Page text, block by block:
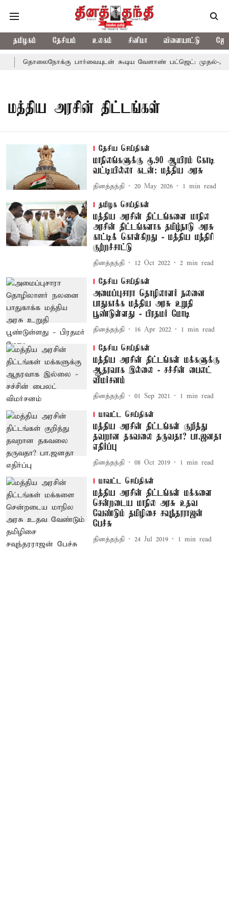
தமிழகம் தேசியம் உலகம் சினிமா விளையாட்டு
தொலைநோக்கு பார்வையுடன் கூடிய வேளாண் பட்ஜெட்: முதல்-
மத்திய அரசின் திட்டங்கள்
தேசிய செய்திகள்
மாநிலங்களுக்கு ரூ.90 ஆயிரம் கோடி
வட்டியில்லா கடன்: மத்திய அரசு
தினத்தந்தி 20 May 2026 1 min read
தமிழக செய்திகள்
மத்திய அரசின் திட்டங்களை மாநில
அரசின் திட்டங்களாக தமிழ்நாடு அரசு
காட்டிக் கொள்கிறது - மத்திய மந்திரி
குற்றச்சாட்டு
தினத்தந்தி 12 Oct 2022 2 min read
தேசிய செய்திகள்
அமைப்புசாரா தொழிலாளர் நலனை
பாதுகாக்க மத்திய அரசு உறுதி
பூண்டுள்ளது - பிரதமர் மோடி
தினத்தந்தி 16 Apr 2022 1 min read
தேசிய செய்திகள்
மத்திய அரசின் திட்டங்கள் மக்களுக்கு
ஆதரவாக இல்லை - சச்சின் பைலட்
விமர்சனம்
தினத்தந்தி 01 Sep 2021 1 min read
மாவட்ட செய்திகள்
மத்திய அரசின் திட்டங்கள் குறித்து
தவறான தகவலை தருவதா? பா.ஜனதா
எதிர்ப்பு
தினத்தந்தி 08 Oct 2019 1 min read
மாவட்ட செய்திகள்
மத்திய அரசின் திட்டங்கள் மக்களை
சென்றடைய மாநில அரசு உதவ
வேண்டும் தமிழிசை சவுந்தரராஜன்
பேச்சு
தினத்தந்தி 24 Jul 2019 1 min read